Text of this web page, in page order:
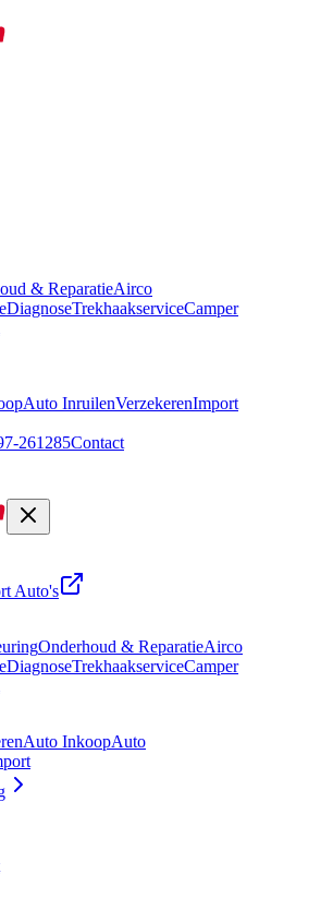
& ReparatieAirco
DiagnoseTrekhaakserviceCamper
Auto InruilenVerzekerenImport
261285Contact
Auto's
Onderhoud & ReparatieAirco
DiagnoseTrekhaakserviceCamper
Auto InkoopAuto